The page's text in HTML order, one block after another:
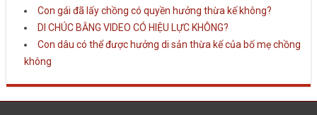
Con gái đã lấy chồng có quyền hưởng thừa kế không?
DI CHÚC BẰNG VIDEO CÓ HIỆU LỰC KHÔNG?
Con dâu có thể được hưởng di sản thừa kế của bố mẹ chồng
không